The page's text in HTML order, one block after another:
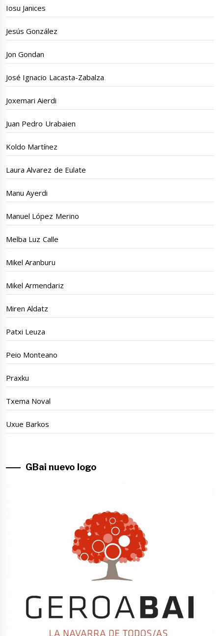
Iosu Janices
Jesús González
Jon Gondan
José Ignacio Lacasta-Zabalza
Joxemari Aierdi
Juan Pedro Urabaien
Koldo Martínez
Laura Alvarez de Eulate
Manu Ayerdi
Manuel López Merino
Melba Luz Calle
Mikel Aranburu
Mikel Armendariz
Miren Aldatz
Patxi Leuza
Peio Monteano
Praxku
Txema Noval
Uxue Barkos
GBai nuevo logo